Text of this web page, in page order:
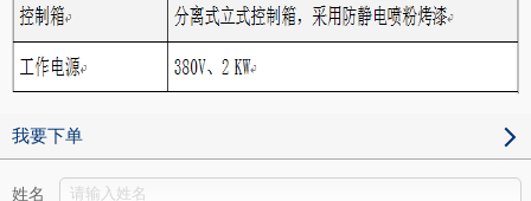
我要下单
姓名